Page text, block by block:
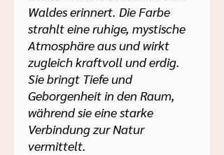
Waldes erinnert. Die Farbe
strahlt eine ruhige, mystische
Atmosphäre aus und wirkt
zugleich kraftvoll und erdig.
Sie bringt Tiefe und
Geborgenheit in den Raum,
während sie eine starke
Verbindung zur Natur
vermittelt.